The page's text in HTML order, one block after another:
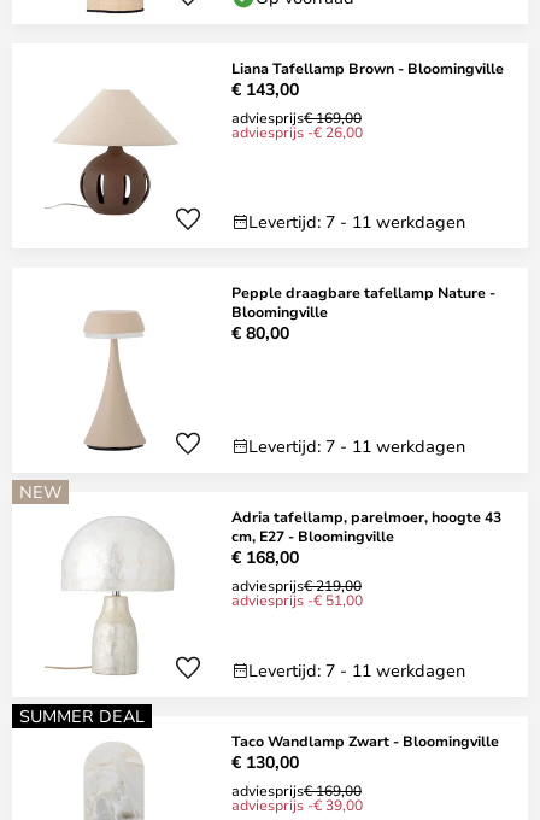
Liana Tafellamp Brown - Bloomingville
€ 143,00
adviesprijs€ 169,00
adviesprijs -€ 26,00
Levertijd: 7 - 11 werkdagen
Pepple draagbare tafellamp Nature -
Bloomingville
€ 80,00
Levertijd: 7 - 11 werkdagen
NEW
Adria tafellamp, parelmoer, hoogte 43
cm, E27 - Bloomingville
€ 168,00
adviesprijs€ 219,00
adviesprijs -€ 51,00
Levertijd: 7 - 11 werkdagen
SUMMER DEAL
Taco Wandlamp Zwart - Bloomingville
€ 130,00
adviesprijs€ 169,00
adviesprijs -€ 39,00